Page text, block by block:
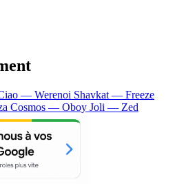
— Werenoi Shavkat — Freeze
Cosmos — Oboy Joli — Zed